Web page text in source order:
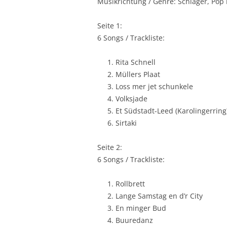
Seite 1:
6 Songs / Trackliste:
Rita Schnell
Müllers Plaat
Loss mer jet schunkele
Volksjade
Et Südstadt-Leed
Sirtaki
Seite 2:
6 Songs / Trackliste:
Rollbrett
Lange Samstag en d’r City
En minger Bud
Buuredanz